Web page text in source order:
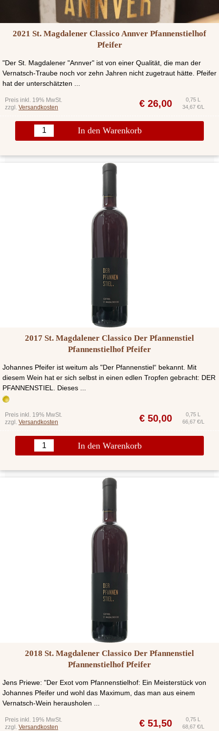
2021 St. Magdalener Classico Annver Pfannenstielhof
Pfeifer
"Der St. Magdalener "Annver" ist von einer Qualität, die man der
Vernatsch-Traube noch vor zehn Jahren nicht zugetraut hätte. Pfeifer
hat der unterschätzten ...
Preis inkl. 19% MwSt.
zzgl. Versandkosten € 26,00
0,75 L
34,67 €/L
In den Warenkorb
2017 St. Magdalener Classico Der Pfannenstiel
Pfannenstielhof Pfeifer
Johannes Pfeifer ist weitum als "Der Pfannenstiel“ bekannt. Mit
diesem Wein hat er sich selbst in einen edlen Tropfen gebracht: DER
PFANNENSTIEL. Dieses ...
Preis inkl. 19% MwSt.
zzgl. Versandkosten € 50,00
0,75 L
66,67 €/L
In den Warenkorb
2018 St. Magdalener Classico Der Pfannenstiel
Pfannenstielhof Pfeifer
Jens Priewe: "Der Exot vom Pfannenstielhof: Ein Meis­ter­stück von
Johan­nes Pfei­fer und wohl das Maxi­mum, das man aus einem
Vernatsch-Wein her­aus­ho­len ...
Preis inkl. 19% MwSt.
zzgl. Versandkosten € 51,50
0,75 L
68,67 €/L